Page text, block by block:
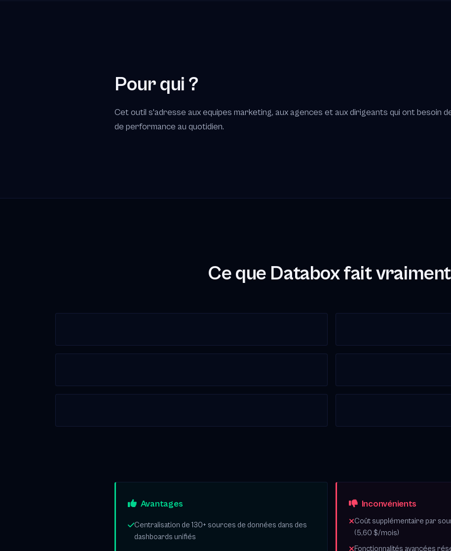
Pour qui ?
Cet outil s'adresse aux equipes marketing, aux agences et aux dirigeants qui ont besoin
de performance au quotidien.
Ce que Databox fait
Avantages
Centralisation de 130+ sources de données dans des
dashboards unifiés
Inconvénients
Coût supplémentaire par
(5,60 $/mois)
Fonctionnalités avancées